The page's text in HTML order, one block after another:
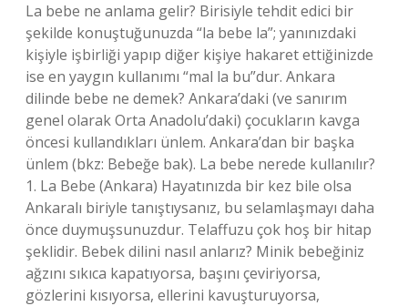
La bebe ne anlama gelir? Birisiyle tehdit edici bir
şekilde konuştuğunuzda “la bebe la”; yanınızdaki
kişiyle işbirliği yapıp diğer kişiye hakaret ettiğinizde
ise en yaygın kullanımı “mal la bu”dur. Ankara
dilinde bebe ne demek? Ankara’daki (ve sanırım
genel olarak Orta Anadolu’daki) çocukların kavga
öncesi kullandıkları ünlem. Ankara’dan bir başka
ünlem (bkz: Bebeğe bak). La bebe nerede kullanılır?
1. La Bebe (Ankara) Hayatınızda bir kez bile olsa
Ankaralı biriyle tanıştıysanız, bu selamlaşmayı daha
önce duymuşsunuzdur. Telaffuzu çok hoş bir hitap
şeklidir. Bebek dilini nasıl anlarız? Minik bebeğiniz
ağzını sıkıca kapatıyorsa, başını çeviriyorsa,
gözlerini kısıyorsa, ellerini kavuşturuyorsa,